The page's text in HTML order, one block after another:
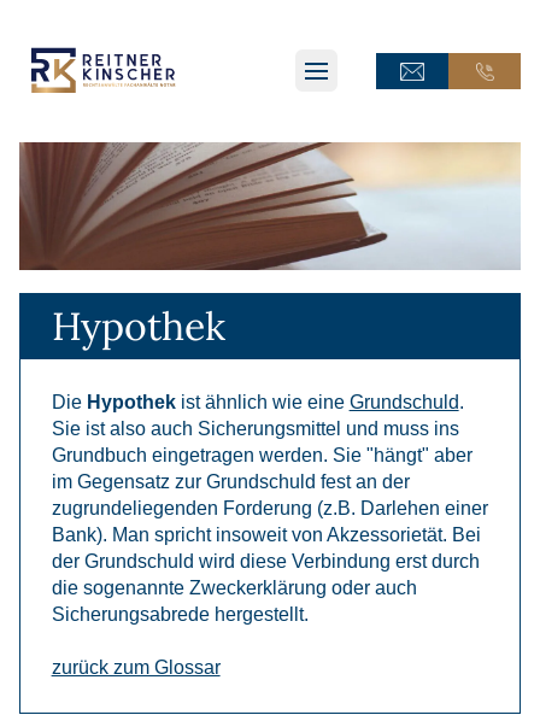
ONLINE-AKTE
ONLINE-TERMINANFRAGE
Hypothek
Die Hypothekist ähnlich wie eine Grundschuld.
Sie ist also auch Sicherungsmittel und muss ins
Grundbuch eingetragen werden. Sie "hängt" aber
im Gegensatz zur Grundschuld fest an der
zugrundeliegenden Forderung (z.B. Darlehen einer
Bank). Man spricht insoweit von Akzessorietät. Bei
der Grundschuld wird diese Verbindung erst durch
die sogenannte Zweckerklärung oder auch
Sicherungsabrede hergestellt.
zurück zum Glossar